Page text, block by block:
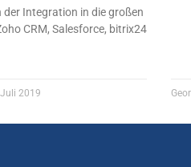
der Integration in die großen
CRM, Salesforce, bitrix24
2019